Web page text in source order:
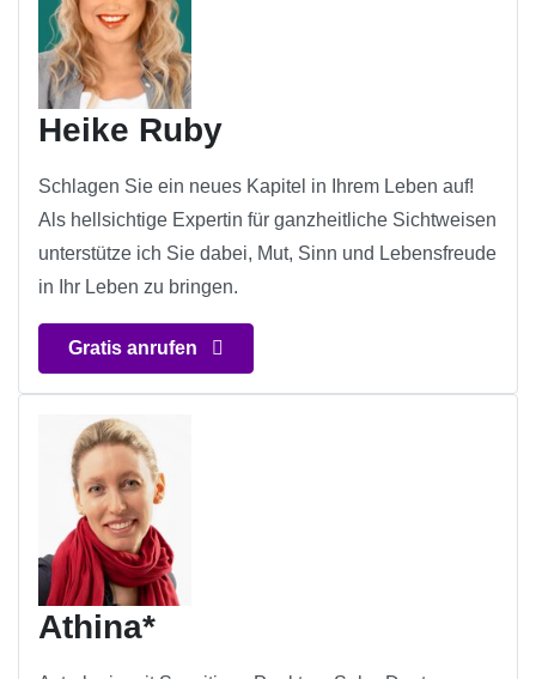
Heike Ruby
Schlagen Sie ein neues Kapitel in Ihrem Leben auf!
Als hellsichtige Expertin für ganzheitliche Sichtweisen
unterstütze ich Sie dabei, Mut, Sinn und Lebensfreude
in Ihr Leben zu bringen.
Gratis anrufen
Athina*